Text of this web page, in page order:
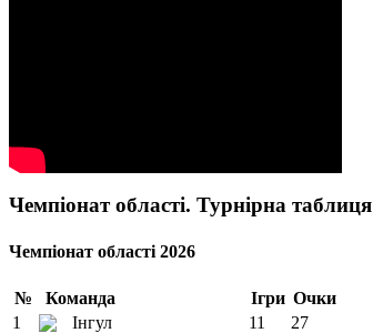
Чемпіонат області. Турнірна таблиця
Чемпіонат області 2026
№ Команда Ігри Очки
1
Інгул 11
27